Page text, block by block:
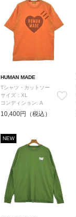
HUMAN MADE
Tシャツ・カットソー
サイズ：XL
コンディション: A
10,400円（税込）
NEW